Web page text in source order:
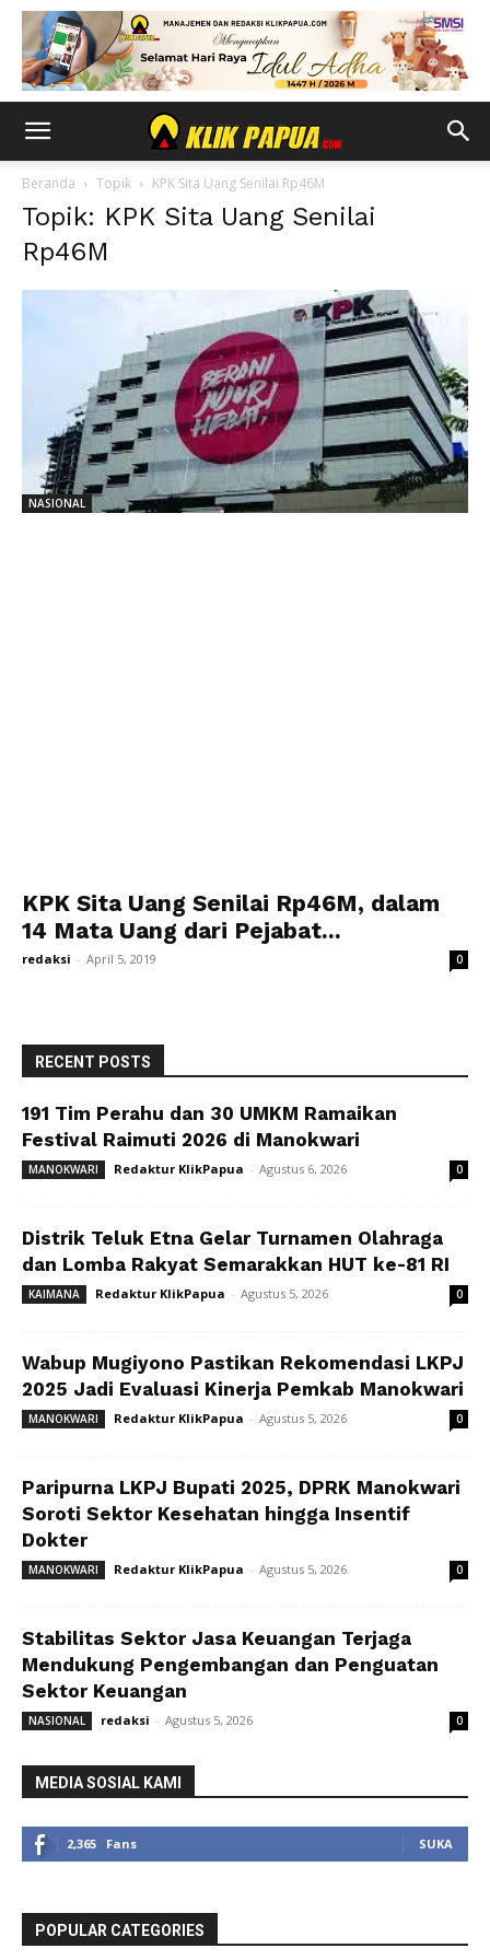
Beranda Topik KPK Sita Uang Senilai Rp46M
Topik: KPK Sita Uang Senilai
Rp46M
NASIONAL
KPK Sita Uang Senilai Rp46M, dalam
14 Mata Uang dari Pejabat...
redaksi - April 5, 2019 0
RECENT POSTS
191 Tim Perahu dan 30 UMKM Ramaikan
Festival Raimuti 2026 di Manokwari
MANOKWARI Redaktur KlikPapua - Agustus 6, 2026 0
Distrik Teluk Etna Gelar Turnamen Olahraga
dan Lomba Rakyat Semarakkan HUT ke-81 RI
KAIMANA Redaktur KlikPapua - Agustus 5, 2026 0
Wabup Mugiyono Pastikan Rekomendasi LKPJ
2025 Jadi Evaluasi Kinerja Pemkab Manokwari
MANOKWARI Redaktur KlikPapua - Agustus 5, 2026 0
Paripurna LKPJ Bupati 2025, DPRK Manokwari
Soroti Sektor Kesehatan hingga Insentif
Dokter
MANOKWARI Redaktur KlikPapua - Agustus 5, 2026 0
Stabilitas Sektor Jasa Keuangan Terjaga
Mendukung Pengembangan dan Penguatan
Sektor Keuangan
NASIONAL redaksi - Agustus 5, 2026 0
MEDIA SOSIAL KAMI
2,365 Fans SUKA
POPULAR CATEGORIES